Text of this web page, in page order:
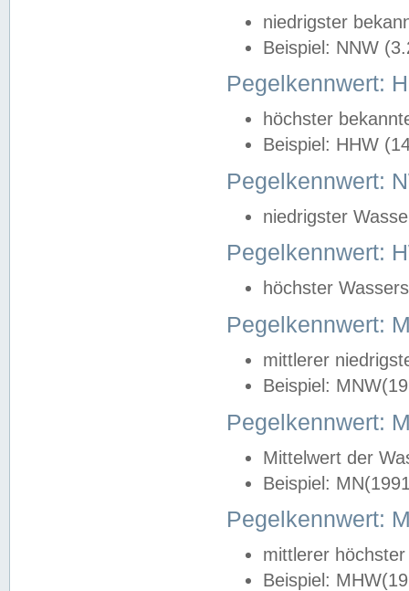
niedrigster
Beispiel: NNW
Pegelkennwert:
höchster
Beispiel: HHW
Pegelkennwert:
niedrigster
Pegelkennwert:
höchster
Pegelkennwert:
mittlerer
Beispiel:
Pegelkennwert:
Mittelwert der
Beispiel:
Pegelkennwert:
mittlerer
Beispiel: